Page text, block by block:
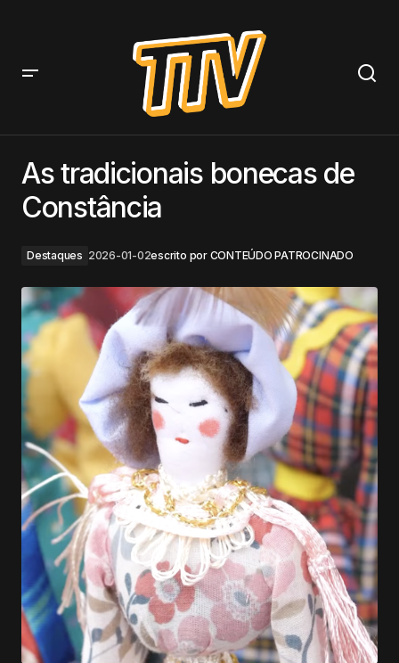
As tradicionais bonecas de
Constância
Destaques 2026-01-02escrito por CONTEÚDO PATROCINADO